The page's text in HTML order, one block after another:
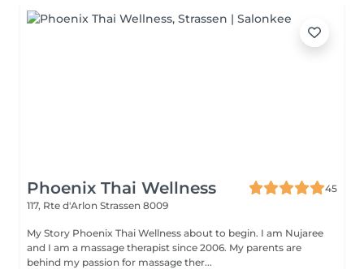
Phoenix Thai Wellness
45
117, Rte d'Arlon Strassen 8009
My Story Phoenix Thai Wellness about to begin. I am Nujaree
and I am a massage therapist since 2006. My parents are
behind my passion for massage ther...